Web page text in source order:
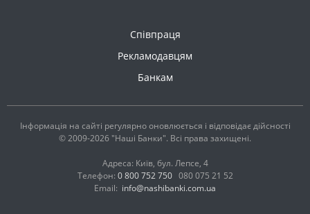
Співпраця
Рекламодавцям
Банкам
Інформація на сайті регулярно оновлюється і відповідає дійсності
© 2009-2026 "Наші Банки". Всі права захищені.
Адреса: Київ, бул. Лепсе, 4
Телефон: 0 800 752 750 080 075 21 52
Email: info@nashibanki.com.ua